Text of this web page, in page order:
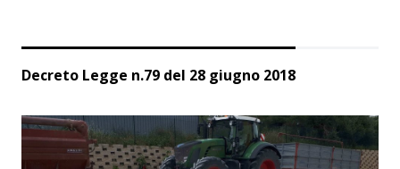
Decreto Legge n.79 del 28 giugno 2018